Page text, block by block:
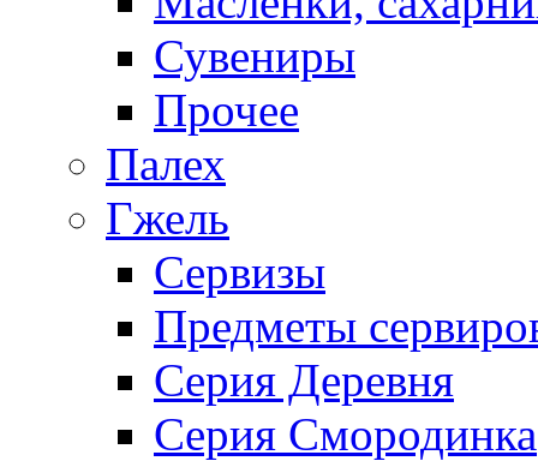
Сувениры
Прочее
Палех
Гжель
Сервизы
Предметы
Серия Деревня
Серия Смородинка